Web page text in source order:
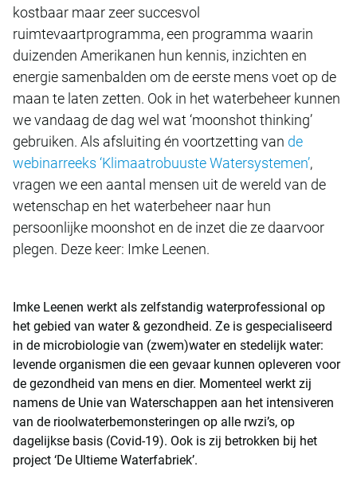
kostbaar maar zeer succesvol
ruimtevaartprogramma, een programma waarin
duizenden Amerikanen hun kennis, inzichten en
energie samenbalden om de eerste mens voet op de
maan te laten zetten. Ook in het waterbeheer kunnen
we vandaag de dag wel wat ‘moonshot thinking’
gebruiken. Als afsluiting én voortzetting van de
webinarreeks ‘Klimaatrobuuste Watersystemen’,
vragen we een aantal mensen uit de wereld van de
wetenschap en het waterbeheer naar hun
persoonlijke moonshot en de inzet die ze daarvoor
plegen. Deze keer: Imke Leenen.
Imke Leenen werkt als zelfstandig waterprofessional op
het gebied van water & gezondheid. Ze is gespecialiseerd
in de microbiologie van (zwem)water en stedelijk water:
levende organismen die een gevaar kunnen opleveren voor
de gezondheid van mens en dier. Momenteel werkt zij
namens de Unie van Waterschappen aan het intensiveren
van de rioolwaterbemonsteringen op alle rwzi’s, op
dagelijkse basis (Covid-19). Ook is zij betrokken bij het
project ‘De Ultieme Waterfabriek’.